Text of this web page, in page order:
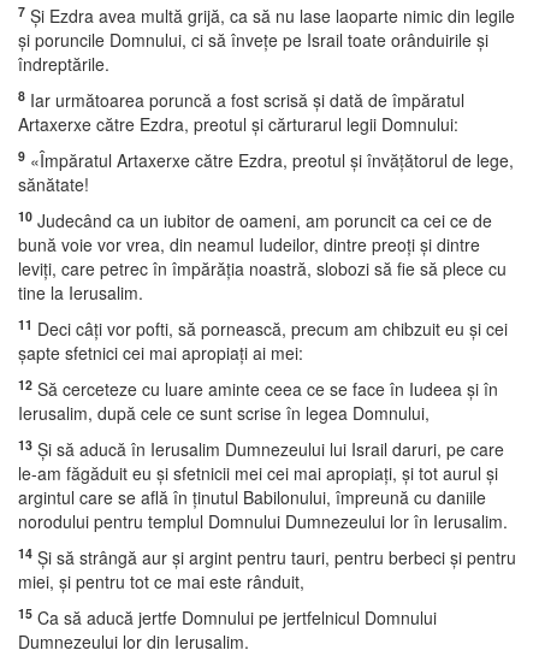
7 Şi Ezdra avea multă grijă, ca să nu lase laoparte nimic din legile
şi poruncile Domnului, ci să înveţe pe Israil toate orânduirile şi
îndreptările.
8 Iar următoarea poruncă a fost scrisă şi dată de împăratul
Artaxerxe către Ezdra, preotul şi cărturarul legii Domnului:
9 «Împăratul Artaxerxe către Ezdra, preotul şi învăţătorul de lege,
sănătate!
10 Judecând ca un iubitor de oameni, am poruncit ca cei ce de
bună voie vor vrea, din neamul Iudeilor, dintre preoţi şi dintre
leviţi, care petrec în împărăţia noastră, slobozi să fie să plece cu
tine la Ierusalim.
11 Deci câţi vor pofti, să pornească, precum am chibzuit eu şi cei
şapte sfetnici cei mai apropiaţi ai mei:
12 Să cerceteze cu luare aminte ceea ce se face în Iudeea şi în
Ierusalim, după cele ce sunt scrise în legea Domnului,
13 Şi să aducă în Ierusalim Dumnezeului lui Israil daruri, pe care
le-am făgăduit eu şi sfetnicii mei cei mai apropiaţi, şi tot aurul şi
argintul care se află în ţinutul Babilonului, împreună cu daniile
norodului pentru templul Domnului Dumnezeului lor în Ierusalim.
14 Şi să strângă aur şi argint pentru tauri, pentru berbeci şi pentru
miei, şi pentru tot ce mai este rânduit,
15 Ca să aducă jertfe Domnului pe jertfelnicul Domnului
Dumnezeului lor din Ierusalim.